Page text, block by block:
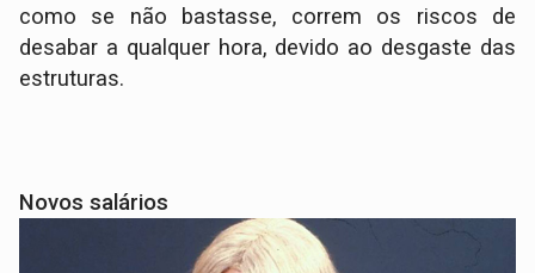
como se não bastasse, correm os riscos de
desabar a qualquer hora, devido ao desgaste das
estruturas.
Novos salários